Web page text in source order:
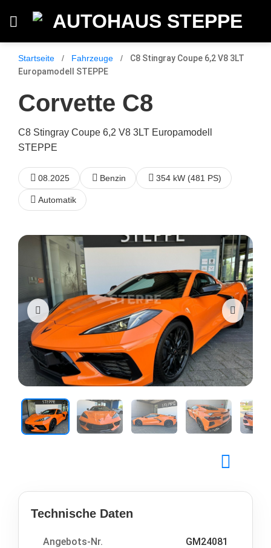
Startseite / Fahrzeuge /
C8 Stingray Coupe 6,2 V8 3LT
Europamodell STEPPE
Corvette C8
C8 Stingray Coupe 6,2 V8 3LT Europamodell
STEPPE
08.2025 Benzin 354 kW (481 PS)
Automatik
Technische Daten
Angebots-Nr. GM24081